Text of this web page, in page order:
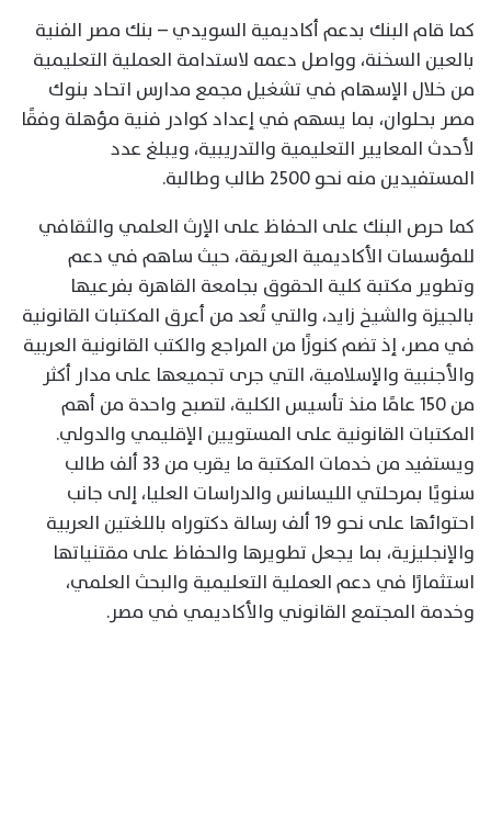
كما قام البنك بدعم أكاديمية السويدي – بنك مصر الفنية
بالعين السخنة، وواصل دعمه لاستدامة العملية التعليمية
من خلال الإسهام في تشغيل مجمع مدارس اتحاد بنوك
مصر بحلوان، بما يسهم في إعداد كوادر فنية مؤهلة وفقًا
لأحدث المعايير التعليمية والتدريبية، ويبلغ عدد
المستفيدين منه نحو 2500 طالب وطالبة.
كما حرص البنك على الحفاظ على الإرث العلمي والثقافي
للمؤسسات الأكاديمية العريقة، حيث ساهم في دعم
وتطوير مكتبة كلية الحقوق بجامعة القاهرة بفرعيها
بالجيزة والشيخ زايد، والتي تُعد من أعرق المكتبات القانونية
في مصر، إذ تضم كنوزًا من المراجع والكتب القانونية العربية
والأجنبية والإسلامية، التي جرى تجميعها على مدار أكثر
من 150 عامًا منذ تأسيس الكلية، لتصبح واحدة من أهم
المكتبات القانونية على المستويين الإقليمي والدولي.
ويستفيد من خدمات المكتبة ما يقرب من 33 ألف طالب
سنويًا بمرحلتي الليسانس والدراسات العليا، إلى جانب
احتوائها على نحو 19 ألف رسالة دكتوراه باللغتين العربية
والإنجليزية، بما يجعل تطويرها والحفاظ على مقتنياتها
استثمارًا في دعم العملية التعليمية والبحث العلمي،
وخدمة المجتمع القانوني والأكاديمي في مصر.